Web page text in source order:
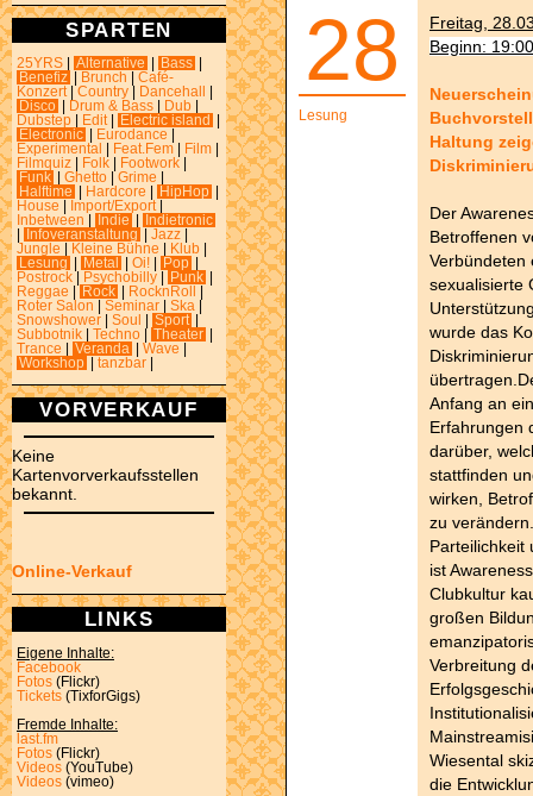
SPARTEN
25YRS Alternative Bass
Benefiz
Brunch
Café-
Konzert
Country Dancehall
Disco
Drum & Bass Dub
Dubstep
Edit Electric island
Electronic
Eurodance
Experimental
Feat.Fem Film
Filmquiz
Folk Footwork
Funk
Ghetto Grime
Halftime
Hardcore HipHop
House
Import/Export
Inbetween
Indie
Indietronic
Infoveranstaltung Jazz
Jungle
Kleine Bühne Klub
Lesung
Metal Oi! Pop
Postrock
Psychobilly Punk
Reggae
Rock RocknRoll
Roter Salon
Seminar Ska
Snowshower
Soul Sport
Subbotnik
Techno Theater
Trance
Veranda Wave
Workshop
tanzbar
VORVERKAUF
Keine
Kartenvorverkaufsstellen
bekannt.
Online-Verkauf
LINKS
Eigene Inhalte:
Facebook
Fotos (Flickr)
Tickets (TixforGigs)
Fremde Inhalte:
last.fm
Fotos (Flickr)
Videos (YouTube)
Videos (vimeo)
28
Lesung
Freitag,
Beginn:
Haltung
Der
Betroffenen
Verbündeten
sexualisierte
wurde das
Anfang an
Erfahrungen
darüber,
stattfinden
wirken,
zu
Parteilichkeit
ist
Clubkultur
großen
Verbreitung
Wiesental
die